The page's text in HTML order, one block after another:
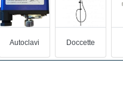
Autoclavi Doccette